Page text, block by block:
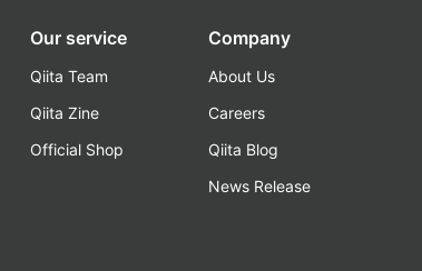
Our service
Qiita Team
Qiita Zine
Official Shop
Company
About Us
Careers
Qiita Blog
News Release